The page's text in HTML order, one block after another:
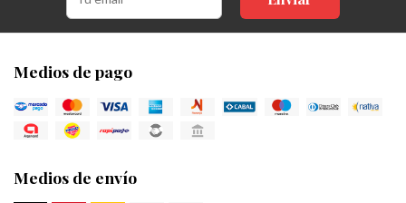
Medios de pago
Medios de envío